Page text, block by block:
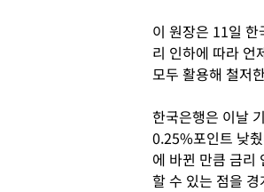
이 원장은 11일
리 인하에 따라 언
모두 활용해 철저
한국은행은 이날
0.25%포인트 낮
에 바뀐 만큼 금리
할 수 있는 점을